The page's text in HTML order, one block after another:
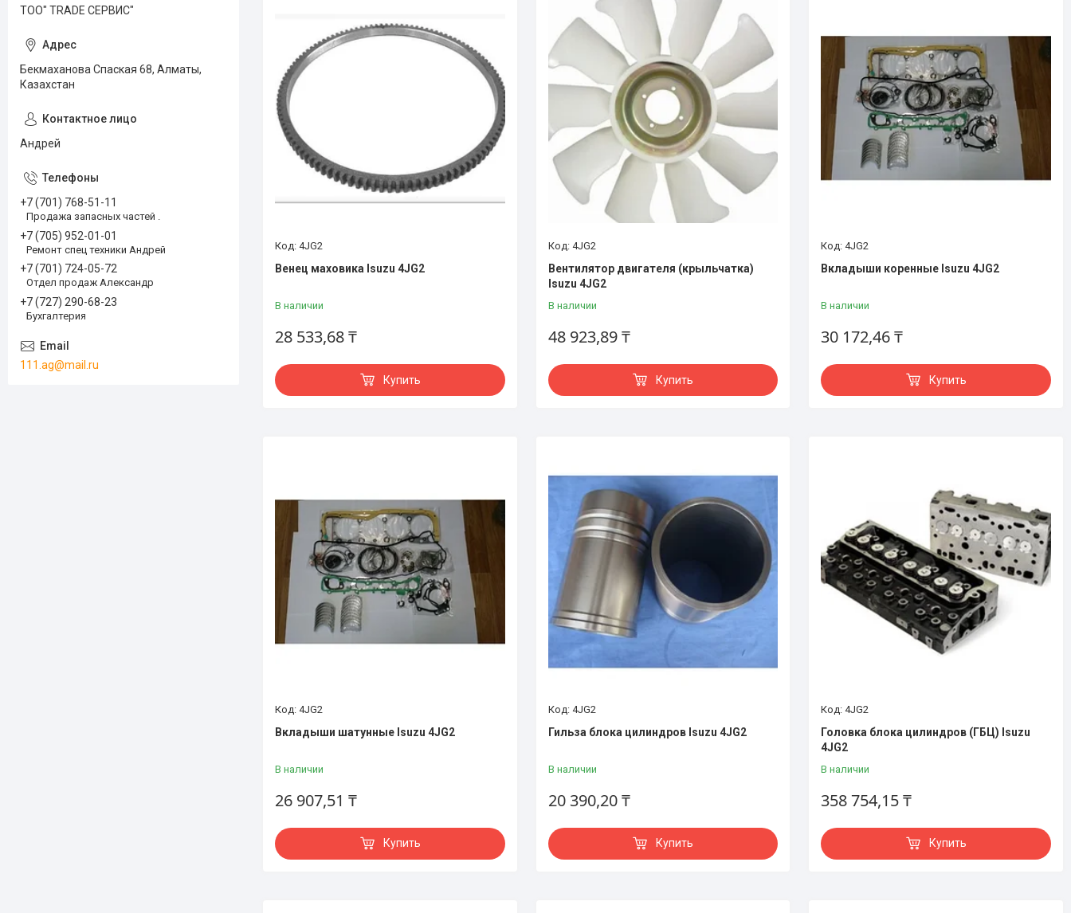
4JG2
Венец маховика Isuzu 4JG2
В наличии
28 533,68 ₸
Купить
4JG2
Вентилятор двигателя (крыльчатка)
Isuzu 4JG2
В наличии
48 923,89 ₸
Купить
4JG2
Вкладыши коренные Isuzu 4JG2
В наличии
30 172,46 ₸
Купить
4JG2
Вкладыши шатунные Isuzu 4JG2
В наличии
26 907,51 ₸
Купить
4JG2
Гильза блока цилиндров Isuzu 4JG2
В наличии
20 390,20 ₸
Купить
4JG2
Головка блока цилиндров (ГБЦ) Isuzu
4JG2
В наличии
358 754,15 ₸
Купить
ТОО" TRADE СЕРВИС"
Бекмаханова Спаская 68, Алматы,
Казахстан
Андрей
+7 (701) 768-51-11
Продажа запасных частей .
+7 (705) 952-01-01
Ремонт спец техники Андрей
+7 (701) 724-05-72
Отдел продаж Александр
+7 (727) 290-68-23
Бухгалтерия
111.ag@mail.ru